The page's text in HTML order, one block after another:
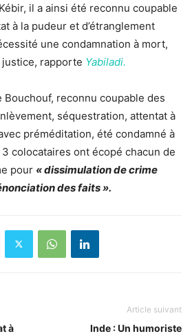
il a ainsi été reconnu coupable
à la pudeur et d’étranglement
une condamnation à mort,
justice, rapporte Yabiladi.
Bouchouf, reconnu coupable des
séquestration, attentat à
préméditation, été condamné à
3 colocataires ont écopé chacun de
pour « dissimulation de crime
des faits ».
à
Article suivant
Inde : Un humoriste